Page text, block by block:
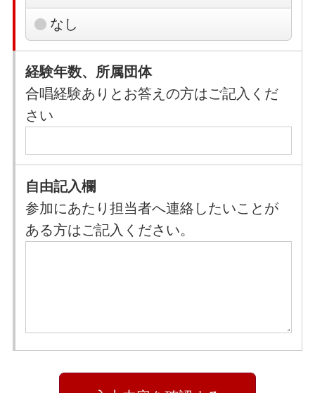
なし
経験年数、所属団体
合唱経験ありとお答えの方はご記入くだ
さい
自由記入欄
参加にあたり担当者へ連絡したいことが
ある方はご記入ください。